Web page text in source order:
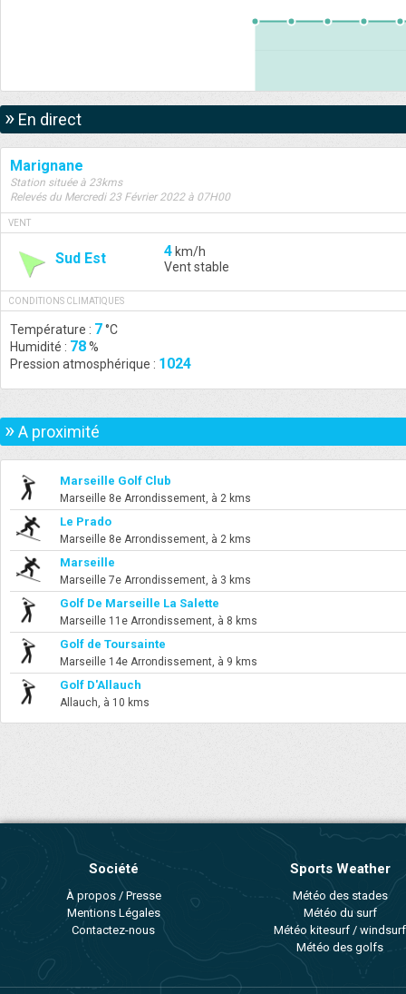
» En direct
Marignane
Station située à 23kms
Relevés du Mercredi 23 Février 2022 à 07H00
VENT
Sud Est 4 km/h
Vent stable
CONDITIONS CLIMATIQUES
Température : 7°C
Humidité : 78%
Pression atmosphérique : 1024
»A proximité
Marseille Golf Club
Marseille 8e Arrondissement, à 2 kms
Le Prado
Marseille 8e Arrondissement, à 2 kms
Marseille
Marseille 7e Arrondissement, à 3 kms
Golf De Marseille La Salette
Marseille 11e Arrondissement, à 8 kms
Golf de Toursainte
Marseille 14e Arrondissement, à 9 kms
Golf D'Allauch
Allauch, à 10 kms
Société
À propos / Presse
Mentions Légales
Contactez-nous
Sports Weather
Météo des stades
Météo du surf
Météo kitesurf / windsurf
Météo des golfs